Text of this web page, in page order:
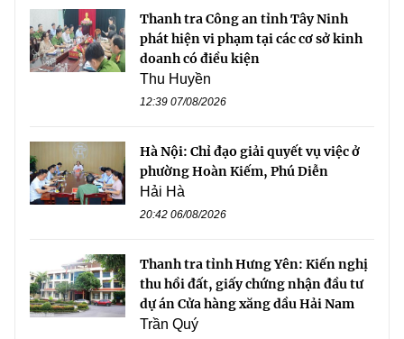
Thanh tra Công an tỉnh Tây Ninh
phát hiện vi phạm tại các cơ sở kinh
doanh có điều kiện
Thu Huyền
12:39 07/08/2026
Hà Nội: Chỉ đạo giải quyết vụ việc ở
phường Hoàn Kiếm, Phú Diễn
Hải Hà
20:42 06/08/2026
Thanh tra tỉnh Hưng Yên: Kiến nghị
thu hồi đất, giấy chứng nhận đầu tư
dự án Cửa hàng xăng dầu Hải Nam
Trần Quý